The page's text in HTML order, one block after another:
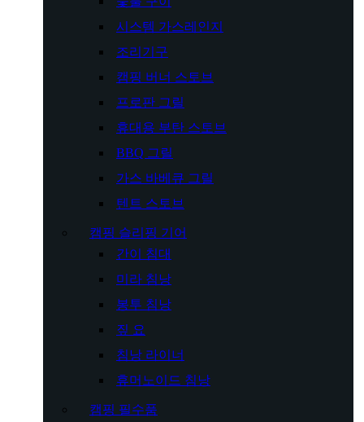
시스템 가스레인지
조리기구
캠핑 버너 스토브
프로판 그릴
휴대용 부탄 스토브
BBQ 그릴
가스 바베큐 그릴
텐트 스토브
캠핑 슬리핑 기어
간이 침대
미라 침낭
봉투 침낭
짚 요
침낭 라이너
휴머노이드 침낭
캠핑 필수품